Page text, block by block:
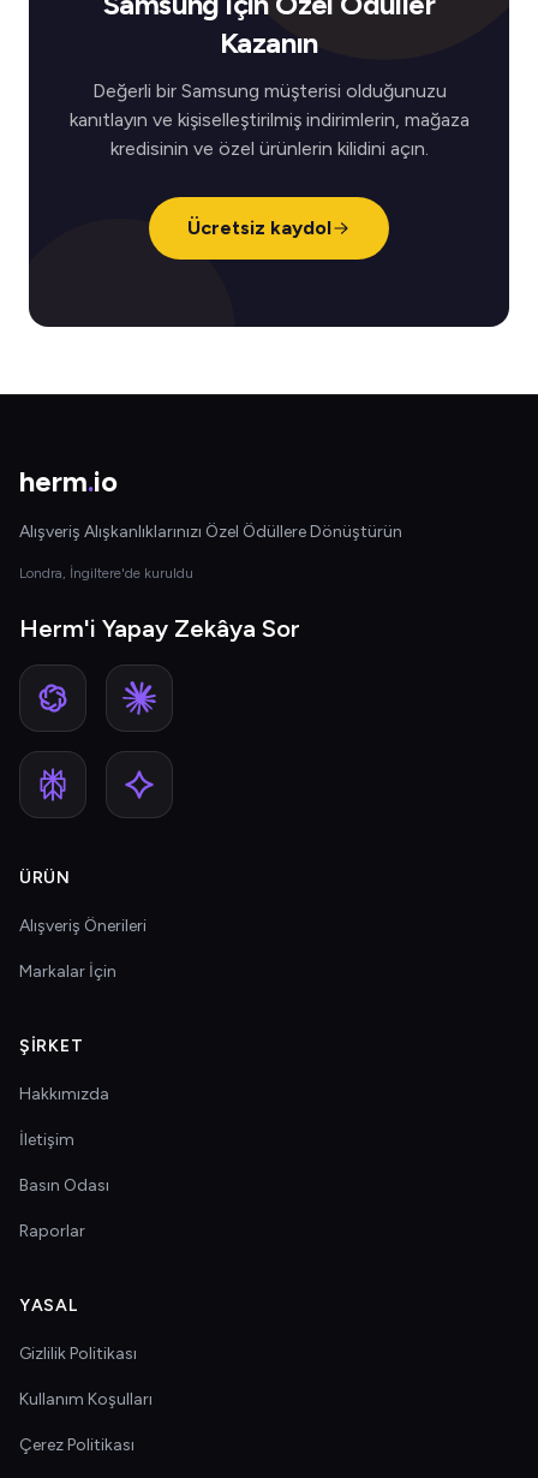
Kazanın
Değerli bir Samsung müşterisi olduğunuzu
kanıtlayın ve kişiselleştirilmiş indirimlerin, mağaza
kredisinin ve özel ürünlerin kilidini açın.
Ücretsiz kaydol
herm.io
Alışveriş Alışkanlıklarınızı Özel Ödüllere Dönüştürün
Londra, İngiltere'de kuruldu
Herm'i Yapay Zekâya Sor
ÜRÜN
Alışveriş Önerileri
Markalar İçin
ŞIRKET
Hakkımızda
İletişim
Basın Odası
Raporlar
YASAL
Gizlilik Politikası
Kullanım Koşulları
Çerez Politikası